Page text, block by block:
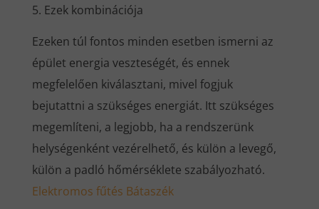
Ezek kombinációja
Ezeken túl fontos minden esetben ismerni az
épület energia veszteségét, és ennek
megfelelően kiválasztani, mivel fogjuk
bejutattni a szükséges energiát. Itt szükséges
megemlíteni, a legjobb, ha a rendszerünk
helységenként vezérelhető, és külön a levegő,
külön a padló hőmérséklete szabályozható.
Elektromos fűtés Bátaszék